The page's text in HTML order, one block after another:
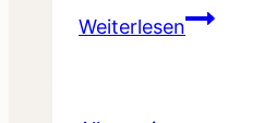
WeiterlesenTermine